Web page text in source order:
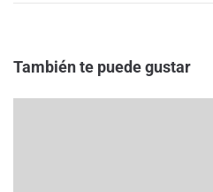
También te puede gustar